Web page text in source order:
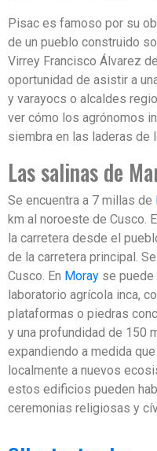
Pisac es famoso por su
de un pueblo construido
Virrey Francisco Álvarez
oportunidad de asistir a
y varayocs o alcaldes
ver cómo los agrónomos
siembra en las laderas de
Las salinas de
Se encuentra a 7 millas de
km al noroeste de Cusco.
la carretera desde el
de la carretera principal.
Cusco. En Moray se puede
laboratorio agrícola inca,
plataformas o piedras
y una profundidad de 150
expandiendo a medida
localmente a nuevos
estos edificios pueden
ceremonias religiosas y